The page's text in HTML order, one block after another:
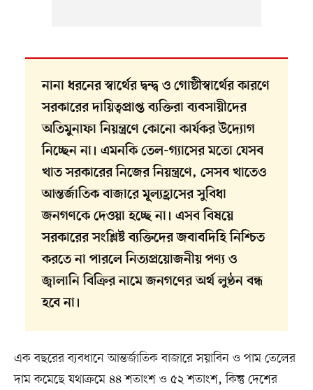
নানা ধরনের স্বার্থের দ্বন্দ্ব ও গোষ্ঠীস্বার্থের কারণে
সরকারের দায়িত্বপ্রাপ্ত ব্যক্তিরা ব্যবসায়ীদের
অতিমুনাফা নিয়ন্ত্রণে কোনো কার্যকর উদ্যোগ
নিচ্ছেন না। এমনকি তেল-গ্যাসের মতো যেসব
খাত সরকারের নিজের নিয়ন্ত্রণে, সেসব খাতেও
আন্তর্জাতিক বাজারে মূল্যহ্রাসের সুবিধা
জনগণকে দেওয়া হচ্ছে না। এসব বিষয়ে
সরকারের সংশ্লিষ্ট ব্যক্তিদের জবাবদিহি নিশ্চিত
করতে না পারলে নিত্যপ্রয়োজনীয় পণ্য ও
জ্বালানি বিক্রির নামে জনগণের অর্থ লুণ্ঠন বন্ধ
হবে না।
এক বছরের ব্যবধানে আন্তর্জাতিক বাজারে সয়াবিন ও পাম তেলের
দাম কমেছে যথাক্রমে ৪৪ শতাংশ ও ৫২ শতাংশ, কিন্তু দেশের